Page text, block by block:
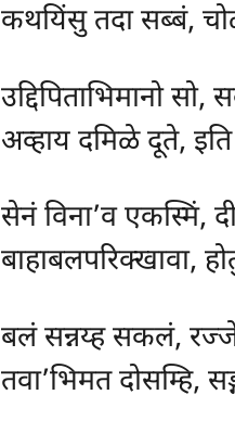
कथयिंसु तदा सब्बं,
उद्दिपिताभिमानो
अव्हाय दमिळे दूते,
सेनं विना’व एकस्मिं,
बाहाबलपरिक्खावा,
बलं सन्नय्ह सकलं,
तवा’भिमत दोसम्हि,